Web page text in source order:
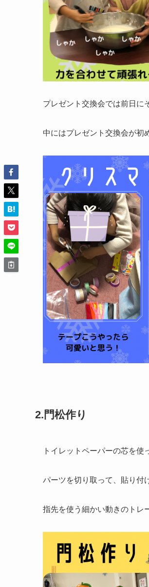
プレゼント交換会では前日に
中にはプレゼント交換会が初
2.門松作り
トイレットペーパーの芯を使
パーツを切り取って、貼り
指先を使う細かい動きのト